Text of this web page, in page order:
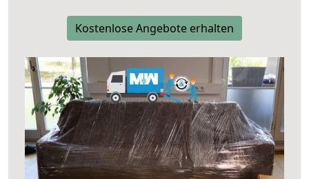
Kostenlose Angebote erhalten